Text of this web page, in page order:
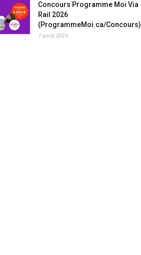
Concours Programme Moi Via
Rail 2026
(ProgrammeMoi.ca/Concours)
7 août 2026